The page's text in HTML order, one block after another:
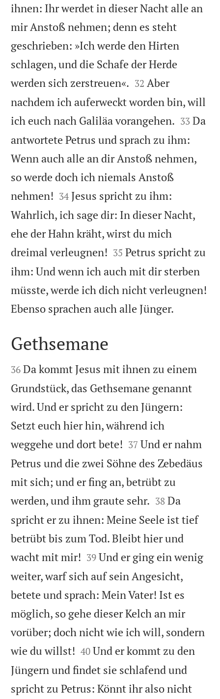
ihnen: Ihr werdet in dieser Nacht alle an
mir Anstoß nehmen; denn es steht
geschrieben: »Ich werde den Hirten
schlagen, und die Schafe der Herde
werden sich zerstreuen«. 

32 Aber
nachdem ich auferweckt worden bin, will
ich euch nach Galiläa vorangehen. 

33 Da
antwortete Petrus und sprach zu ihm:
Wenn auch alle an dir Anstoß nehmen,
so werde doch ich niemals Anstoß
nehmen! 

34 Jesus spricht zu ihm:
Wahrlich, ich sage dir: In dieser Nacht,
ehe der Hahn kräht, wirst du mich
dreimal verleugnen! 

35 Petrus spricht zu
ihm: Und wenn ich auch mit dir sterben
müsste, werde ich dich nicht verleugnen!
Ebenso sprachen auch alle Jünger.

Gethsemane

36 Da kommt Jesus mit ihnen zu einem
Grundstück, das Gethsemane genannt
wird. Und er spricht zu den Jüngern:
Setzt euch hier hin, während ich
weggehe und dort bete! 

37 Und er nahm
Petrus und die zwei Söhne des Zebedäus
mit sich; und er fing an, betrübt zu
werden, und ihm graute sehr. 

38 Da
spricht er zu ihnen: Meine Seele ist tief
betrübt bis zum Tod. Bleibt hier und
wacht mit mir! 

39 Und er ging ein wenig
weiter, warf sich auf sein Angesicht,
betete und sprach: Mein Vater! Ist es
möglich, so gehe dieser Kelch an mir
vorüber; doch nicht wie ich will, sondern
wie du willst! 

40 Und er kommt zu den
Jüngern und findet sie schlafend und
spricht zu Petrus: Könnt ihr also nicht